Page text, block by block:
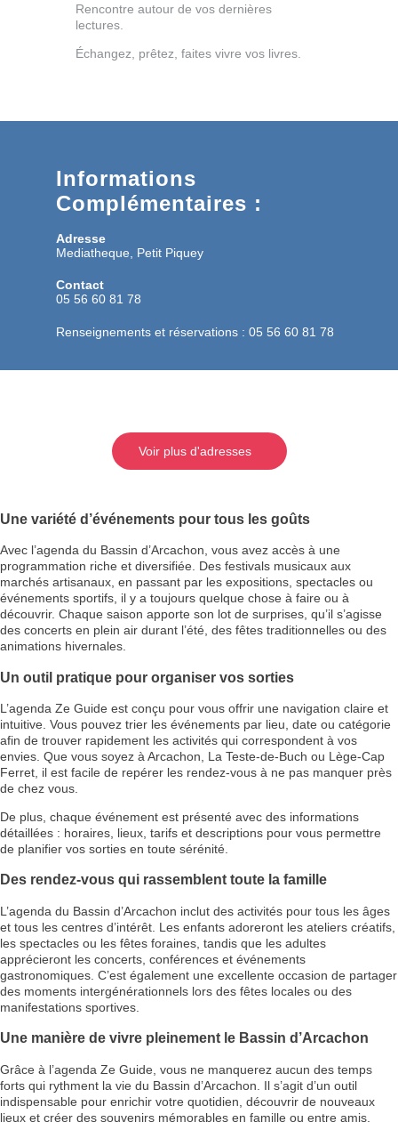
Rencontre autour de vos dernières
lectures.
Échangez, prêtez, faites vivre vos livres.
Informations
Complémentaires :
Adresse
Mediatheque, Petit Piquey
Contact
05 56 60 81 78
Renseignements et réservations : 05 56 60 81 78
Voir plus d'adresses
Une variété d’événements pour tous les goûts
Avec l’agenda du Bassin d’Arcachon, vous avez accès à une
programmation riche et diversifiée. Des festivals musicaux aux
marchés artisanaux, en passant par les expositions, spectacles ou
événements sportifs, il y a toujours quelque chose à faire ou à
découvrir. Chaque saison apporte son lot de surprises, qu’il s’agisse
des concerts en plein air durant l’été, des fêtes traditionnelles ou des
animations hivernales.
Un outil pratique pour organiser vos sorties
L’agenda Ze Guide est conçu pour vous offrir une navigation claire et
intuitive. Vous pouvez trier les événements par lieu, date ou catégorie
afin de trouver rapidement les activités qui correspondent à vos
envies. Que vous soyez à Arcachon, La Teste-de-Buch ou Lège-Cap
Ferret, il est facile de repérer les rendez-vous à ne pas manquer près
de chez vous.
De plus, chaque événement est présenté avec des informations
détaillées : horaires, lieux, tarifs et descriptions pour vous permettre
de planifier vos sorties en toute sérénité.
Des rendez-vous qui rassemblent toute la famille
L’agenda du Bassin d’Arcachon inclut des activités pour tous les âges
et tous les centres d’intérêt. Les enfants adoreront les ateliers créatifs,
les spectacles ou les fêtes foraines, tandis que les adultes
apprécieront les concerts, conférences et événements
gastronomiques. C’est également une excellente occasion de partager
des moments intergénérationnels lors des fêtes locales ou des
manifestations sportives.
Une manière de vivre pleinement le Bassin d’Arcachon
Grâce à l’agenda Ze Guide, vous ne manquerez aucun des temps
forts qui rythment la vie du Bassin d’Arcachon. Il s’agit d’un outil
indispensable pour enrichir votre quotidien, découvrir de nouveaux
lieux et créer des souvenirs mémorables en famille ou entre amis.